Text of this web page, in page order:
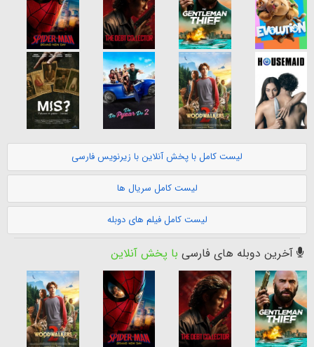
لیست کامل با پخش آنلاین با زیرنویس فارسی
لیست کامل سریال ها
لیست کامل فیلم های دوبله
آخرین دوبله های فارسی با پخش آنلاین